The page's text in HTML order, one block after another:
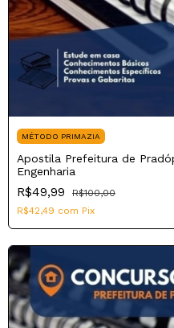
MÉTODO PRIMAZIA
Apostila Prefeitura de
Engenharia
R$49,99
R$100,00
R$42,49 com Pix